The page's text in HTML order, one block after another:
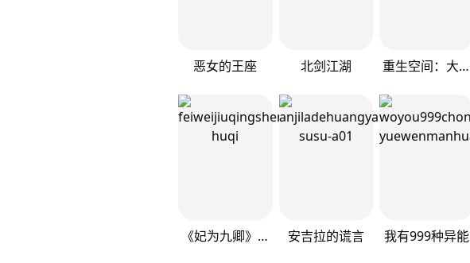
恶女的王座 北剑江湖 重生空间：大小姐不好惹
《妃为九卿》-神医小娇妃 安吉拉的谎言 我有999种异能